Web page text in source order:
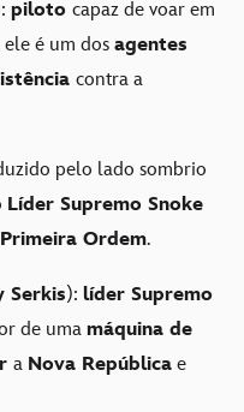
piloto capaz de voar em
é um dos agentes
contra a
pelo lado sombrio
Líder Supremo Snoke
Ordem.
Serkis): líder Supremo
de uma máquina de
a Nova República e